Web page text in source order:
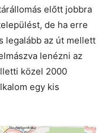
előtt jobbra
de ha erre
legalább az út mellett
lenézni az
közel 2000
egy kis